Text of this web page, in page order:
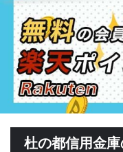
杜の都信用金